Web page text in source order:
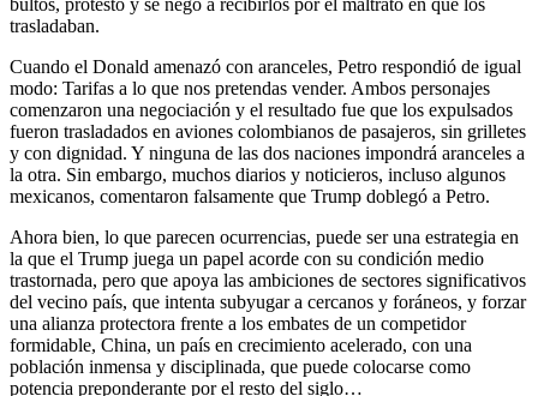
trasladaban.
Cuando el Donald amenazó con aranceles, Petro respondió de igual
modo: Tarifas a lo que nos pretendas vender. Ambos personajes
comenzaron una negociación y el resultado fue que los expulsados
fueron trasladados en aviones colombianos de pasajeros, sin grilletes
y con dignidad. Y ninguna de las dos naciones impondrá aranceles a
la otra. Sin embargo, muchos diarios y noticieros, incluso algunos
mexicanos, comentaron falsamente que Trump doblegó a Petro.
Ahora bien, lo que parecen ocurrencias, puede ser una estrategia en
la que el Trump juega un papel acorde con su condición medio
trastornada, pero que apoya las ambiciones de sectores significativos
del vecino país, que intenta subyugar a cercanos y foráneos, y forzar
una alianza protectora frente a los embates de un competidor
formidable, China, un país en crecimiento acelerado, con una
población inmensa y disciplinada, que puede colocarse como
potencia preponderante por el resto del siglo…